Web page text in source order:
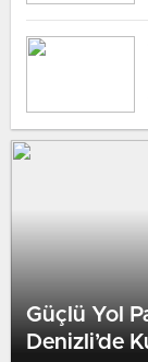
Güçlü Yol
Denizli’de